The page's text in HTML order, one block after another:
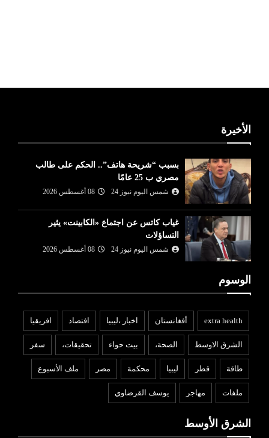
الأخيرة
بسبب “شريحة هاتف”.. الحكم على طالب
مصري ب 25 عامًا
شمس اليوم نيوز 24 08 أغسطس 2026
غياب كاتس عن اجتماع «الكابينت» يثير
التساؤلات
شمس اليوم نيوز 24 08 أغسطس 2026
الوسوم
extra health أفغانستان اخبار ،ليبيا افتصاد افريقيا
الشرق الاوسط الصحة، بيت حواء تحقيقات، سفر
طاقة قطر ليبيا محكمة مصر ملف الأسبوع
ملفات مهاجر يوسف القرضاوي
الشرق الأوسط